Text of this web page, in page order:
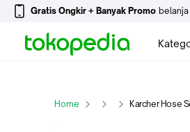
Gratis Ongkir + Banyak Promo
Home Karcher Hose